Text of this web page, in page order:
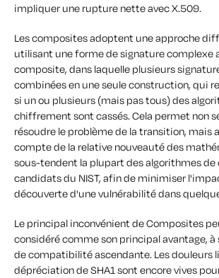
impliquer une rupture nette avec X.509.
Les composites adoptent une approche
utilisant une forme de signature complexe
composite, dans laquelle plusieurs
combinées en une seule construction, qui
si un ou plusieurs (mais pas tous) des
chiffrement sont cassés. Cela permet non
résoudre le problème de la transition, mais
compte de la relative nouveauté des
sous-tendent la plupart des algorithmes
candidats du NIST, afin de minimiser
découverte d'une vulnérabilité dans
Le principal inconvénient de Composites
considéré comme son principal avantage, à
de compatibilité ascendante. Les douleurs
dépréciation de SHA1 sont encore vives